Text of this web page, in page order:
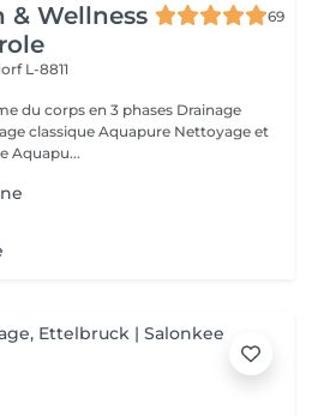
& Wellness
69
L-8811
en 3 phases Drainage
rajeunissement du visage Aquapu...